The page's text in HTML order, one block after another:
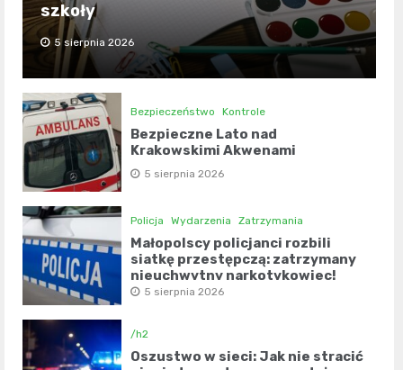
szkoły
5 sierpnia 2026
Bezpieczeństwo Kontrole
Bezpieczne Lato nad
Krakowskimi Akwenami
5 sierpnia 2026
Policja Wydarzenia Zatrzymania
Małopolscy policjanci rozbili
siatkę przestępczą: zatrzymany
nieuchwytny narkotykowiec!
5 sierpnia 2026
/h2
Oszustwo w sieci: Jak nie stracić